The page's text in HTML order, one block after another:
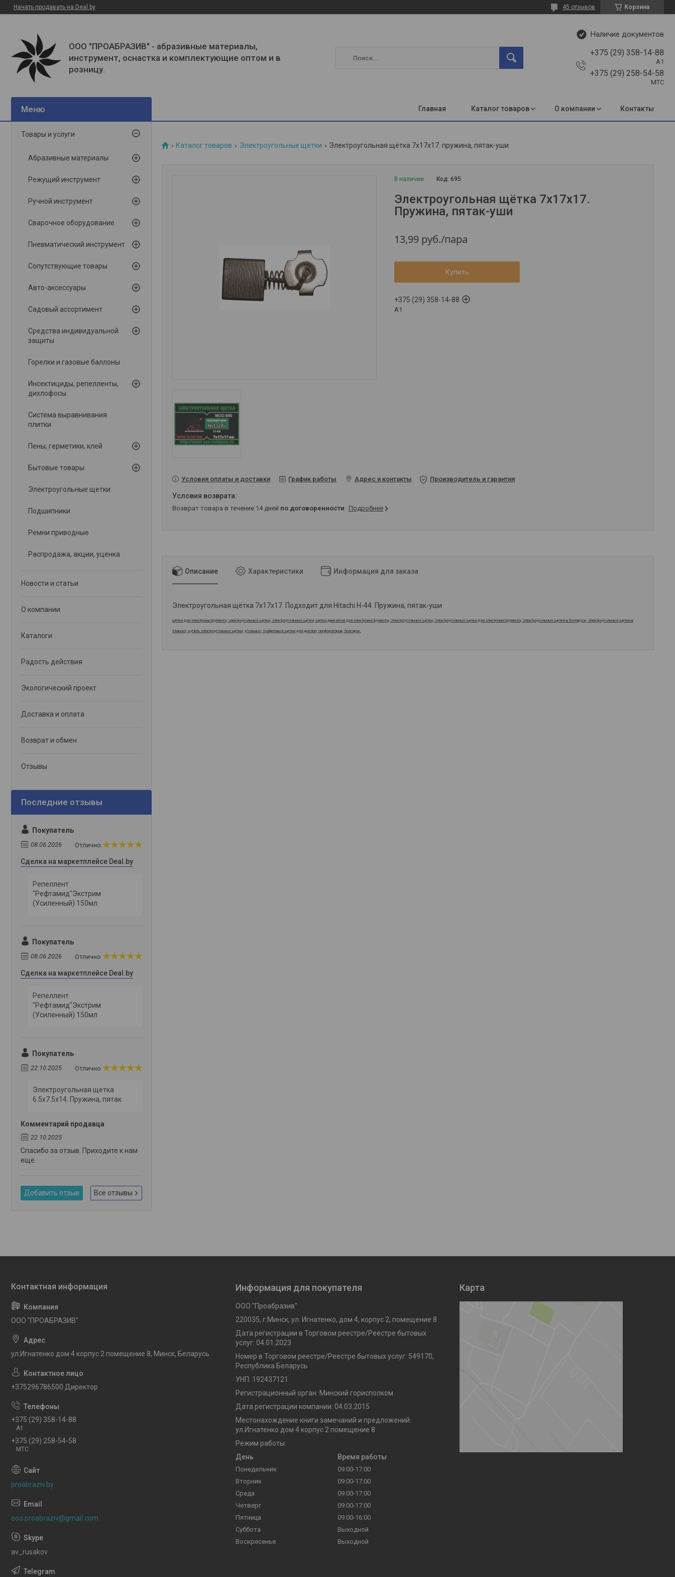
Начать продавать на Deal.by Корзина
45 отзывов
ООО "ПРОАБРАЗИВ" - абразивные материалы,
инструмент, оснастка и комплектующие оптом и в
розницу.
Наличие документов
+375 (29) 358-14-88
A1
+375 (29) 258-54-58
МТС
Главная Каталог товаров О компании Контакты
Каталог товаров Электроугольные щетки Электроугольная щётка 7x17x17. пружина, пятак-уши
В наличии Код:695
Электроугольная щётка 7x17x17.
Пружина, пятак-уши
13,99 руб./пара
Купить
+375 (29) 358-14-88
A1
Условия оплаты и доставки График работы Адрес и контакты Производитель и гарантия
возврат товара в течение 14 дней по договоренности Подробнее
Описание Характеристики Информация для заказа
Электроугольная щётка 7x17x17. Подходит для Hitachi H-44. Пружина, пятак-уши
щётки для электроинструмента, электроугольные щётки, электроугольные щетки, щётки двигателя для электроинструмента, Электроугольные щетки, Электроугольные щетки для электроинструмента, Электроугольные щетки в Беларуси, Электроугольные щетки в
Минске, купить электроугольные щетки, угольные, графитовые щетки для дрелей, перфораторов, болгарок.
Товары и услуги
Абразивные материалы
Режущий инструмент
Ручной инструмент
Сварочное оборудование
Пневматический инструмент
Сопутствующие товары
Авто-аксессуары
Садовый ассортимент
Средства индивидуальной
защиты
Горелки и газовые баллоны
Инсектициды, репелленты,
дихлофосы
Система выравнивания
плитки
Пены, герметики, клей
Бытовые товары
Электроугольные щетки
Подшипники
Ремни приводные
Распродажа, акции, уценка
Новости и статьи
О компании
Каталоги
Радость действия
Экологический проект
Доставка и оплата
Возврат и обмен
Отзывы
Покупатель
08.06.2026 Отлично
Сделка на маркетплейсе Deal.by
Репеллент
"Рефтамид"Экстрим
(Усиленный) 150мл
Покупатель
08.06.2026 Отлично
Сделка на маркетплейсе Deal.by
Репеллент
"Рефтамид"Экстрим
(Усиленный) 150мл
Покупатель
22.10.2025 Отлично
Электроугольная щетка
6.5х7.5х14. Пружина, пятак
Комментарий продавца
22.10.2025
Спасибо за отзыв. Приходите к нам
еще.
Добавить отзыв Все отзывы
OOO "ПРОАБРАЗИВ"
ул.Игнатенко дом 4 корпус 2 помещение 8, Минск, Беларусь
+375296786500 Директор
+375 (29) 358-14-88
A1
+375 (29) 258-54-58
МТС
proabraziv.by
ooo.proabraziv@gmail.com
av_rusakov
Информация для покупателя
ООО "Проабразив"
220035, г.Минск, ул. Игнатенко, дом 4, корпус 2, помещение 8
Дата регистрации в Торговом реестре/Реестре бытовых
услуг: 04.01.2023
Номер в Торговом реестре/Реестре бытовых услуг: 549170,
Республика Беларусь
УНП: 192437121
Регистрационный орган: Минский горисполком
Дата регистрации компании: 04.03.2015
Местонахождение книги замечаний и предложений:
ул.Игнатенко дом 4 корпус 2 помещение 8
Режим работы:
День
Время работы
Понедельник
09:00-17:00
Вторник
09:00-17:00
Среда
09:00-17:00
Четверг
09:00-17:00
Пятница
09:00-16:00
Суббота
Выходной
Воскресенье
Выходной
Карта